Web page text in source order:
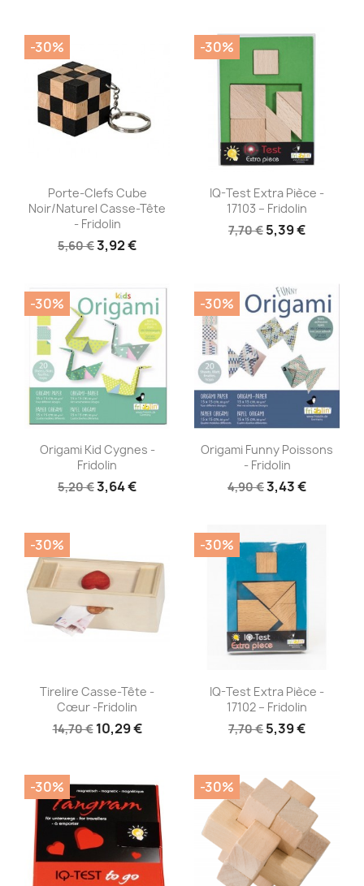
Aperçu rapide
Porte-Clefs Cube
Noir/naturel Casse-Tête
- Fridolin
5,60 €3,92 €
-30%
Aperçu rapide
IQ-Test Extra Pièce -
17103 – Fridolin
7,70 € 5,39 €
-30%
Aperçu rapide
Origami Kid Cygnes -
Fridolin
5,20 €3,64 €
-30%
Aperçu rapide
Origami Funny Poissons
- Fridolin
4,90 €3,43 €
-30%
Aperçu rapide
Tirelire Casse-Tête -
Cœur -Fridolin
14,70 € 10,29 €
-30%
Aperçu rapide
IQ-Test Extra Pièce -
17102 – Fridolin
7,70 € 5,39 €
-30%
-30% -30%